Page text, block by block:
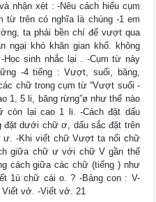
nhận xét : -Nêu cách hiểu cụm
từ trên có nghĩa là chúng -1 em
ta phải bền chí để vượt qua
ngại khó khăn gian khổ. không
Học sinh nhắc lại . -Cụm từ này
-4 tiếng : Vượt, suối, băng,
chữ trong cụm từ “Vượt suối -
1, 5 li, băng rừng”ø như thế nào
lại cao 1 li. -Cách đặt dấu
đặt dưới chữ ơ, dấu sắc đặt trên
ư. -Khi viết chữ Vượt ta nối chữ
giữa chữ ư với chữ V gần thế
cách giữa các chữ (tiếng ) như
1ù chữ cái o. ? -Bảng con : V-
Viết vở. -Viết vở. 21